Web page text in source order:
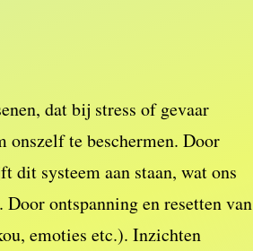
dat bij stress of gevaar
te beschermen. Door
dit systeem aan staan, wat ons
ontspanning en resetten van
emoties etc.). Inzichten